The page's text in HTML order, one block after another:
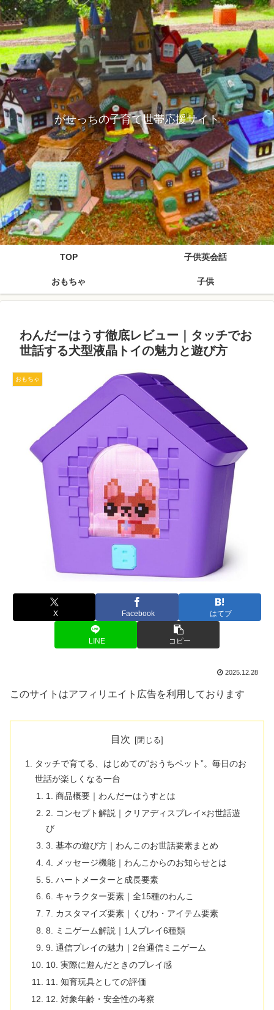
がせっちの子育て世帯応援サイト
TOP 子供英会話
おもちゃ 子供
わんだーはうす徹底レビュー｜タッチでお
世話する犬型液晶トイの魅力と遊び方
おもちゃ
X Facebook はてブ
LINE コピー
2025.12.28
このサイトはアフィリエイト広告を利用しております
目次
タッチで育てる、はじめての“おうちペット”。毎日のお
世話が楽しくなる一台
1. 商品概要｜わんだーはうすとは
2. コンセプト解説｜クリアディスプレイ×お世話遊
び
3. 基本の遊び方｜わんこのお世話要素まとめ
4. メッセージ機能｜わんこからのお知らせとは
5. ハートメーターと成長要素
6. キャラクター要素｜全15種のわんこ
7. カスタマイズ要素｜くびわ・アイテム要素
8. ミニゲーム解説｜1人プレイ6種類
9. 通信プレイの魅力｜2台通信ミニゲーム
10. 実際に遊んだときのプレイ感
11. 知育玩具としての評価
12. 対象年齢・安全性の考察